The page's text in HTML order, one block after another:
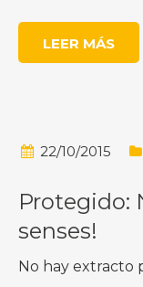
LEER MÁS
22/10/2015
Protegido:
senses!
No hay extracto